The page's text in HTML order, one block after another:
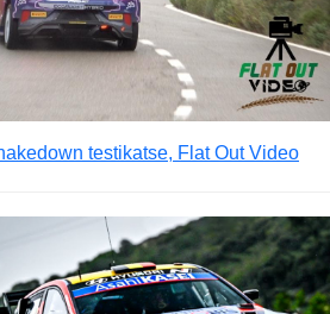
testikatse, Flat Out Video